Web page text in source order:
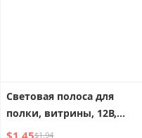
Световая полоса для
полки, витрины, 12В,
магнитная адсорбция, для
$1.45$1.94